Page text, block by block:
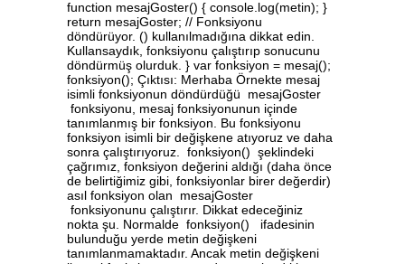
function mesajGoster() { console.log(metin); }
return mesajGoster; // Fonksiyonu
döndürüyor. () kullanılmadığına dikkat edin.
Kullansaydık, fonksiyonu çalıştırıp sonucunu
döndürmüş olurduk. } var fonksiyon = mesaj();
fonksiyon(); Çıktısı: Merhaba Örnekte mesaj
isimli fonksiyonun döndürdüğü mesajGoster
fonksiyonu, mesaj fonksiyonunun içinde
tanımlanmış bir fonksiyon. Bu fonksiyonu
fonksiyon isimli bir değişkene atıyoruz ve daha
sonra çalıştırıyoruz. fonksiyon() şeklindeki
çağrımız, fonksiyon değerini aldığı (daha önce
de belirtiğimiz gibi, fonksiyonlar birer değerdir)
asıl fonksiyon olan mesajGoster
fonksiyonunu çalıştırır. Dikkat edeceğiniz
nokta şu. Normalde fonksiyon() ifadesinin
bulunduğu yerde metin değişkeni
tanımlanmamaktadır. Ancak metin değişkeni